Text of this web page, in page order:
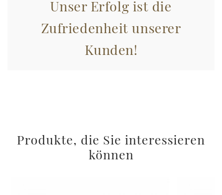
con altre informazioni che ha fornito loro o che hanno
raccolto dal suo utilizzo dei loro servizi.
Unser Erfolg ist die
Zufriedenheit unserer
Kunden!
Produkte, die Sie interessieren
können